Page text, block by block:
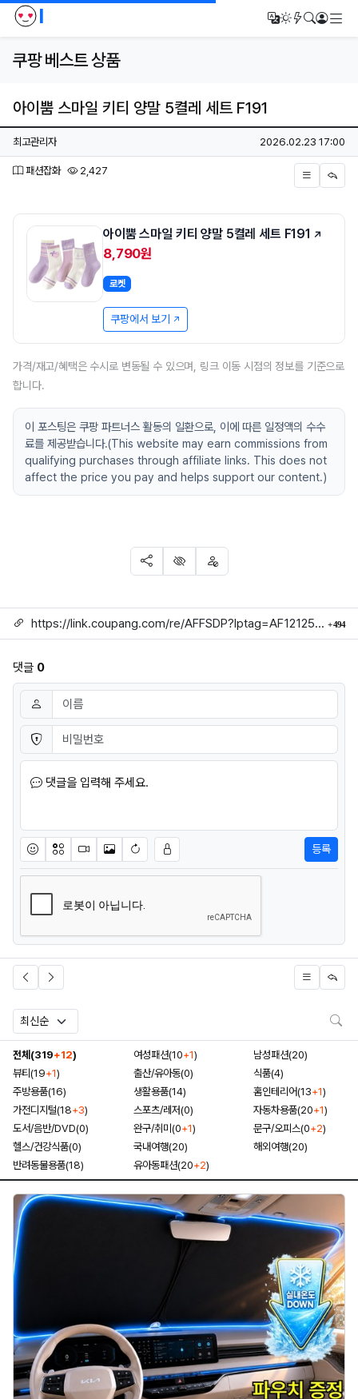
I 번역다크모드
새글/새댓글
검색로그인
쿠팡 베스트 상품
아이뿜 스마일 키티 양말 5켤레 세트 F191
페이지 정보
작성자
최고관리자 작성일
2026.02.23 17:00
분류
패션잡화 2,427
본문
아이뿜 스마일 키티 양말 5켤레 세트 F191
8,790원
로켓
쿠팡에서 보기
가격/재고/혜택은 수시로 변동될 수 있으며, 링크 이동 시점의 정보를 기준으로
합니다.
이 포스팅은 쿠팡 파트너스 활동의 일환으로, 이에 따른 일정액의 수수
료를 제공받습니다.(This website may earn commissions from
qualifying purchases through affiliate links. This does not
affect the price you pay and helps support our content.)
SNS 공유
신고 차단
링크 https://link.coupang.com/re/AFFSDP?lptag=AF1212524&subid=mojorida2&pageKey=9063203035&itemId=26610874927&vendorItemId=93583944332&traceid=V0-113-b7d694e7310ac609 494회
댓글 0
댓글쓰기
이름 필수
비밀번호 필수
댓글을 입력해 주세요.
이모티콘아이콘동영상이미지새댓글 작성
등록
전체(319+12) 여성패션(10+1)
남성패션(20)
뷰티(19+1) 출산/유아동(0)
식품(4)
주방용품(16)
생활용품(14) 홈인테리어(13+1)
가전디지털(18+3) 스포츠/레저(0) 자동차용품(20+1)
도서/음반/DVD(0)
완구/취미(0+1) 문구/오피스(0+2)
헬스/건강식품(0)
국내여행(20)
해외여행(20)
반려동물용품(18)
유아동패션(20+2)